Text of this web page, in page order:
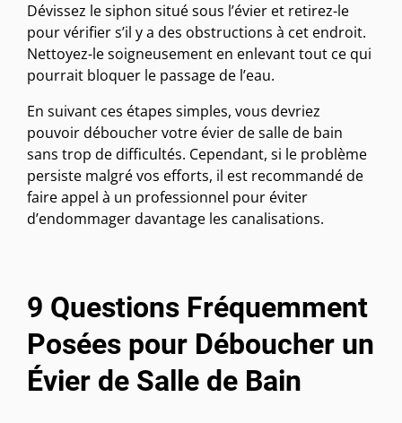
Dévissez le siphon situé sous l’évier et retirez-le
pour vérifier s’il y a des obstructions à cet endroit.
Nettoyez-le soigneusement en enlevant tout ce qui
pourrait bloquer le passage de l’eau.
En suivant ces étapes simples, vous devriez
pouvoir déboucher votre évier de salle de bain
sans trop de difficultés. Cependant, si le problème
persiste malgré vos efforts, il est recommandé de
faire appel à un professionnel pour éviter
d’endommager davantage les canalisations.
9 Questions Fréquemment
Posées pour Déboucher un
Évier de Salle de Bain